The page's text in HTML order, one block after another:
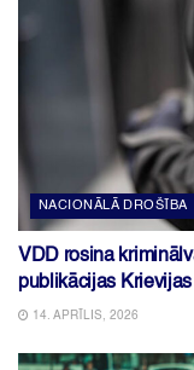
NACIONĀLĀ DROŠĪBA
VDD rosina
publikācijas
14. APRĪLIS, 2026